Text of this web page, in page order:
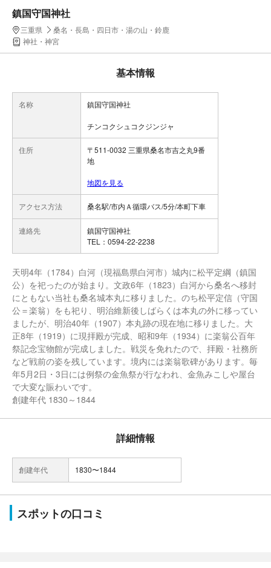
鎮国守国神社
三重県
桑名・長島・四日市・湯の山・鈴鹿
神社・神宮
基本情報
名称 鎮国守国神社
チンコクシュコクジンジャ
住所
〒511-0032 三重県桑名市吉之丸9番
地
地図を見る
アクセス方法 桑名駅/市内Ａ循環バス/5分/本町下車
連絡先
鎮国守国神社
TEL：0594-22-2238
天明4年（1784）白河（現福島県白河市）城内に松平定綱（鎮国
公）を祀ったのが始まり。文政6年（1823）白河から桑名へ移封
にともない当社も桑名城本丸に移りました。のち松平定信（守国
公＝楽翁）をも祀り、明治維新後しばらくは本丸の外に移ってい
ましたが、明治40年（1907）本丸跡の現在地に移りました。大
正8年（1919）に現拝殿が完成、昭和9年（1934）に楽翁公百年
祭記念宝物館が完成しました。戦災を免れたので、拝殿・社務所
など戦前の姿を残しています。境内には楽翁歌碑があります。毎
年5月2日・3日には例祭の金魚祭が行なわれ、金魚みこしや屋台
で大変な賑わいです。
創建年代 1830～1844
詳細情報
創建年代 1830〜1844
スポットの口コミ